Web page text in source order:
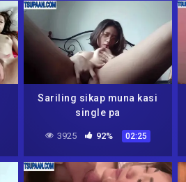
Sariling sikap muna kasi
single pa
3925 92% 02:25